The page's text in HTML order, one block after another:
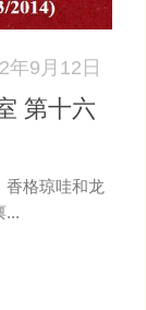
年9月12日
第十六
香格琼哇和龙
...